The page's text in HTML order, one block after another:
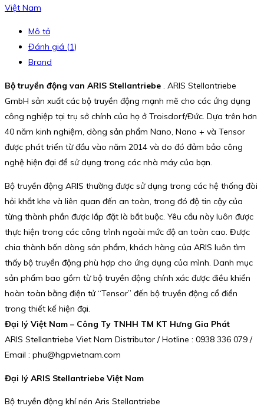
Việt Nam
Mô tả
Đánh giá (1)
Brand
Bộ truyền động van ARIS Stellantriebe . ARIS Stellantriebe
GmbH sản xuất các bộ truyền động mạnh mẽ cho các ứng dụng
công nghiệp tại trụ sở chính của họ ở Troisdorf/Đức. Dựa trên hơn
40 năm kinh nghiệm, dòng sản phẩm Nano, Nano + và Tensor
được phát triển từ đầu vào năm 2014 và do đó đảm bảo công
nghệ hiện đại để sử dụng trong các nhà máy của bạn.
Bộ truyền động ARIS thường được sử dụng trong các hệ thống đòi
hỏi khắt khe và liên quan đến an toàn, trong đó độ tin cậy của
từng thành phần được lắp đặt là bắt buộc. Yêu cầu này luôn được
thực hiện trong các công trình ngoài mức độ an toàn cao. Được
chia thành bốn dòng sản phẩm, khách hàng của ARIS luôn tìm
thấy bộ truyền động phù hợp cho ứng dụng của mình. Danh mục
sản phẩm bao gồm từ bộ truyền động chính xác được điều khiển
hoàn toàn bằng điện tử “Tensor” đến bộ truyền động cổ điển
trong thiết kế hiện đại.
Đại lý Việt Nam – Công Ty TNHH TM KT Hưng Gia Phát
ARIS Stellantriebe Viet Nam Distributor / Hotline : 0938 336 079 /
Email : phu@hgpvietnam.com
Đại lý ARIS Stellantriebe Việt Nam
Bộ truyền động khí nén Aris Stellantriebe